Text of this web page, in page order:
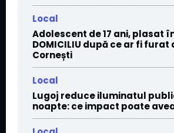
Local
Adolescent de 17 ani, plasat în
DOMICILIU după ce ar fi
Cornești
Local
Lugoj reduce iluminatul
noapte: ce impact poate